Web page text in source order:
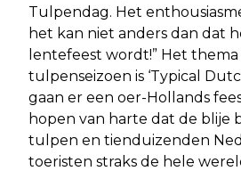
Tulpendag. Het
het kan niet anders dan dat
lentefeest wordt!” Het
tulpenseizoen is ‘Typical
gaan er een oer-Hollands
hopen van harte dat de blije
tulpen en tienduizenden
toeristen straks de hele